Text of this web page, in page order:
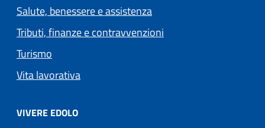
Salute, benessere e assistenza
Tributi, finanze e contravvenzioni
Turismo
Vita lavorativa
VIVERE EDOLO